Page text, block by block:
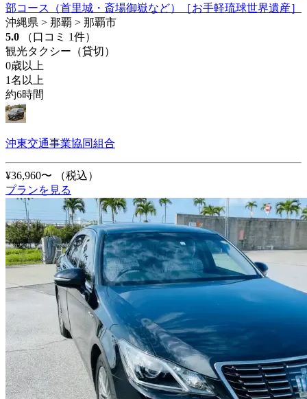
部コース（首里城・斎場御嶽など）［お手軽琉球世界遺産］
沖縄県 > 那覇 > 那覇市
5.0
（口コミ 1件）
観光タクシー（貸切）
0歳以上
1名以上
約6時間
沖東交通事業協同組合
¥36,960〜
（税込）
プランを見る